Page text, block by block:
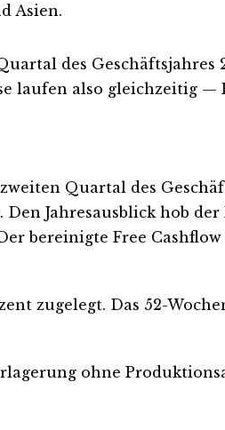
Asien.
des
laufen also gleichzeitig
Quartal des
Jahresausblick hob
bereinigte Free
zugelegt. Das 52-
ohne